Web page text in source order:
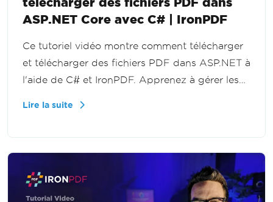
ASP.NET Core avec C# | IronPDF
Ce tutoriel vidéo montre comment télécharger
et télécharger des fichiers PDF dans ASP.NET à
l'aide de C# et IronPDF. Apprenez à gérer les
Lire la suite